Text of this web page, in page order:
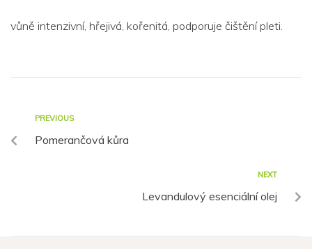
vůně intenzivní, hřejivá, kořenitá, podporuje čištění pleti.
PREVIOUS
Pomerančová kůra
NEXT
Levandulový esenciální olej